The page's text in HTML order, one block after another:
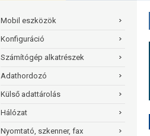
Mobil eszközök
Konfiguráció
Számítógép alkatrészek
Adathordozó
Külső adattárolás
Hálózat
Nyomtató, szkenner, fax